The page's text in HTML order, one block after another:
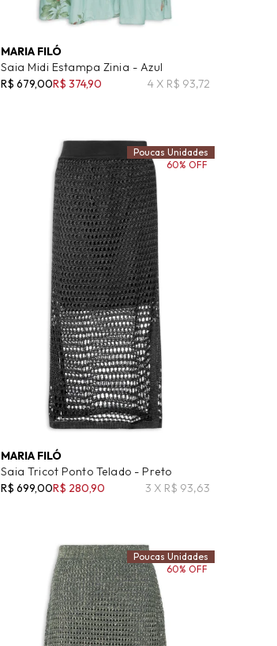
MARIA FILÓ
Saia Midi Estampa Zinia - Azul
R$ 679,00R$ 374,90 4 X R$ 93,72
MARIA FILÓ
Saia Tricot Ponto Telado - Preto
R$ 699,00R$ 280,90 3 X R$ 93,63
Poucas Unidades
60% OFF
Poucas Unidades
60% OFF